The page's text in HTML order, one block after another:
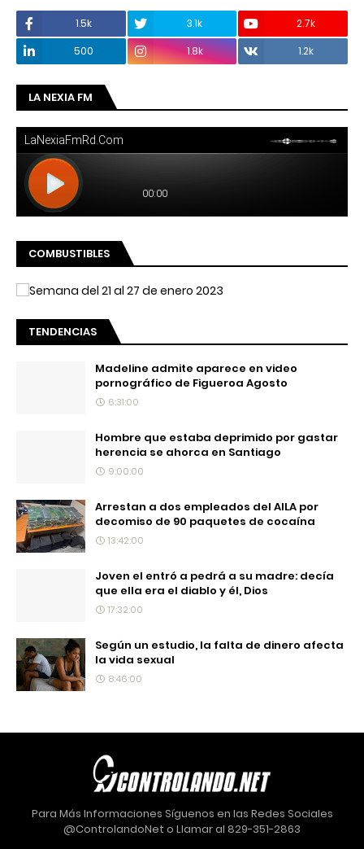
1.5k 3.1k
2.7k
500
1.8k 1.2k
LA NEXIA FM
COMBUSTIBLES
TENDENCIAS
Madeline admite aparece en video
pornográfico de Figueroa Agosto
6:31:00
Hombre que estaba deprimido por gastar
herencia se ahorca en Santiago
9:00:00
Arrestan a dos empleados del AILA por
decomiso de 90 paquetes de cocaína
13:42:00
Joven el entró a pedrá a su madre: decía
que ella era el diablo y él, Dios
17:32:00
Según un estudio, la falta de dinero afecta
la vida sexual
8:46:00
Para Más Informaciones Síguenos en las Redes Sociales
@ControlandoNet o Llamar al 829-351-2863